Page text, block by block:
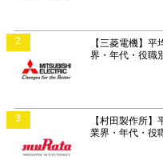
2
【三菱電機】
界・年代・役職
3
【村田製作所
業界・年代・役